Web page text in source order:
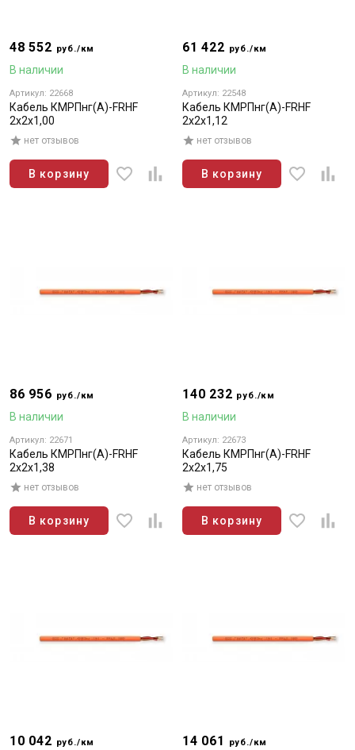
48 552 руб./км
В наличии
Артикул: 22668
Кабель КМРПнг(А)-FRHF
2х2х1,00
нет отзывов
В корзину
61 422 руб./км
В наличии
Артикул: 22548
Кабель КМРПнг(А)-FRHF
2х2х1,12
нет отзывов
В корзину
86 956 руб./км
В наличии
Артикул: 22671
Кабель КМРПнг(А)-FRHF
2х2х1,38
нет отзывов
В корзину
140 232 руб./км
В наличии
Артикул: 22673
Кабель КМРПнг(А)-FRHF
2х2х1,75
нет отзывов
В корзину
10 042 руб./км 14 061 руб./км